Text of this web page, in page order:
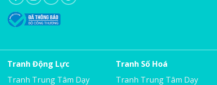
Tranh Động Lực
Tranh Trung Tâm Dạy
Tranh Số Hoá
Tranh Trung Tâm Dạy